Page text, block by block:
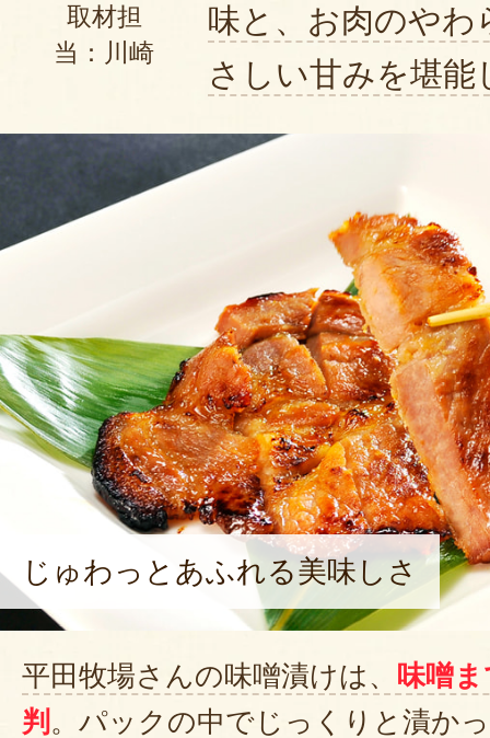
取材担
当：川崎
味と、お肉のやわ
さしい甘みを堪能
じゅわっとあふれる美味しさ
平田牧場さんの味噌漬けは、
味噌
判 。パックの中でじっくりと漬か